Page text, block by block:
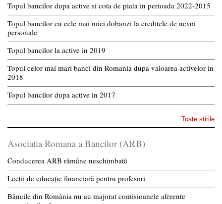
Topul bancilor dupa active si cota de piata in perioada 2022-2015
Topul bancilor cu cele mai mici dobanzi la creditele de nevoi
personale
Topul bancilor la active in 2019
Topul celor mai mari banci din Romania dupa valoarea activelor in
2018
Topul bancilor dupa active in 2017
Toate stirile
Asociatia Romana a Bancilor (ARB)
Conducerea ARB rămâne neschimbată
Lecții de educație financiară pentru profesori
Băncile din România nu au majorat comisioanele aferente